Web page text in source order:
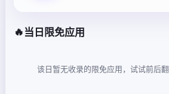
🔥 当日限免应用
该日暂无收录的限免应用，试试前后翻